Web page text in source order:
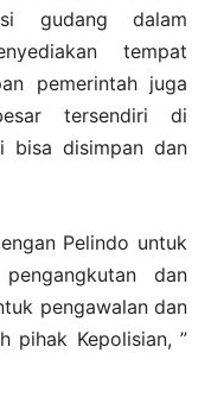
gudang dalam
tempat
pemerintah juga
tersendiri di
bisa disimpan dan
Pelindo untuk
dan
pengawalan dan
pihak Kepolisian, ”